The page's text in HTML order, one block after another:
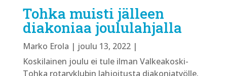
Tohka muisti jälleen
diakoniaa joululahjalla
Marko Erola | joulu 13, 2022|
Koskilainen joulu ei tule ilman Valkeakoski-
Tohka rotaryklubin lahjoitusta diakoniatyölle.